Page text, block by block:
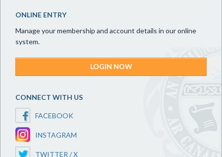
ONLINE ENTRY
Manage your membership and account details in our online
system.
LOGIN NOW
CONNECT WITH US
FACEBOOK
INSTAGRAM
TWITTER / X